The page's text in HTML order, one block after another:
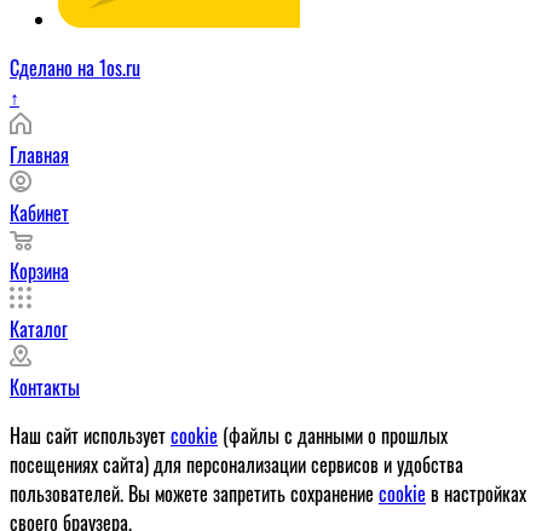
Сделано на 1os.ru
↑
Главная
Кабинет
Корзина
Каталог
Контакты
Наш сайт используетcookie (файлы с данными о прошлых
посещениях сайта) для персонализации сервисов и удобства
пользователей. Вы можете запретить сохранение cookie в настройках
своего браузера.